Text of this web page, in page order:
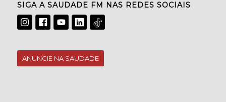
SIGA A SAUDADE FM NAS REDES SOCIAIS
ANUNCIE NA SAUDADE